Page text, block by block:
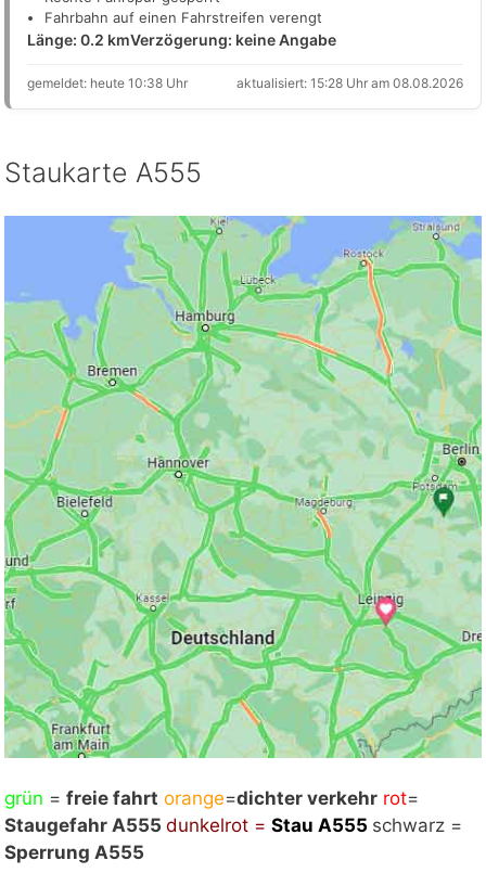
Fahrbahn auf einen Fahrstreifen verengt
Länge: 0.2 kmVerzögerung: keine Angabe
gemeldet: heute 10:38 Uhr aktualisiert: 15:28 Uhr am 08.08.2026
Staukarte A555
Mit Klick auf „Staukarte laden“ werden externe
Inhalte von Google nachgeladen. Mit dem Klick
auf "Staukarte laden" akzeptieren Sie unsere
grün = freie fahrt orange=dichter verkehr rot=
Staugefahr A555 dunkelrot = Stau A555 schwarz =
Sperrung A555